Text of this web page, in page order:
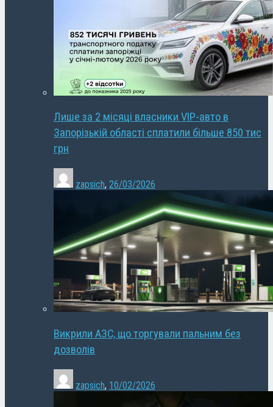
Лише за 2 місяці власники VIP-авто в
Запорізькій області сплатили більше 850 тис
грн
zapsich, 26/03/2026
Викрили АЗС, що торгували пальним без
дозволів
zapsich, 10/02/2026